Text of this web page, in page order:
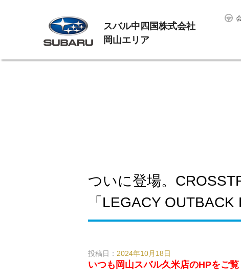
スバル中四国株式会社
岡山エリア
ついに登場。
「LEGACY
投稿日： 2024年10月18日
いつも岡山スバル久米店のHPをご